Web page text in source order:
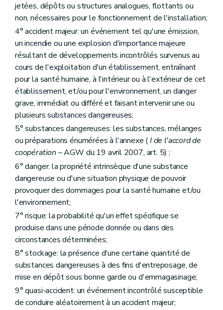
jetées, dépôts ou structures analogues, flottants ou
non, nécessaires pour le fonctionnement de l'installation;
4° accident majeur: un événement tel qu'une émission,
un incendie ou une explosion d'importance majeure
résultant de développements incontrôlés survenus au
cours de l'exploitation d'un établissement, entraînant
pour la santé humaine, à l'intérieur ou à l'extérieur de cet
établissement, et/ou pour l'environnement, un danger
grave, immédiat ou différé et faisant intervenir une ou
plusieurs substances dangereuses;
5° substances dangereuses: les substances, mélanges
ou préparations énumérées à l'annexe (I de l'accord de
coopération – AGW du 19 avril 2007, art. 5) ;
6° danger: la propriété intrinsèque d'une substance
dangereuse ou d'une situation physique de pouvoir
provoquer des dommages pour la santé humaine et/ou
l'environnement;
7° risque: la probabilité qu'un effet spécifique se
produise dans une période donnée ou dans des
circonstances déterminées;
8° stockage: la présence d'une certaine quantité de
substances dangereuses à des fins d'entreposage, de
mise en dépôt sous bonne garde ou d'emmagasinage;
9° quasi-accident: un événement incontrôlé susceptible
de conduire aléatoirement à un accident majeur;